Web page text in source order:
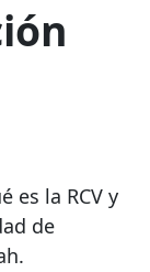
es la RCV y
de